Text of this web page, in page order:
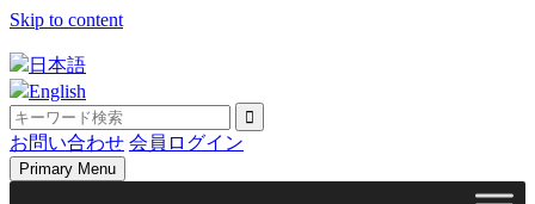
Skip to content
日本語
English
お問い合わせ 会員ログイン
Primary Menu